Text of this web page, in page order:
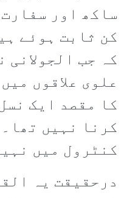
ساکھ اور
کن ثابت ہوئے
کہ جب
علوی علاقوں
کا مقصد ایک
کرنا نہیں
کنٹرول میں
درحقیقت یہ